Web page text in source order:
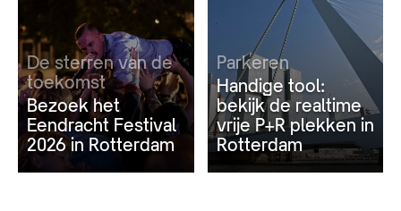
De sterren van de
toekomst
Bezoek het
Eendracht Festival
2026 in Rotterdam
Parkeren
Handige tool:
bekijk de realtime
vrije P+R plekken in
Rotterdam